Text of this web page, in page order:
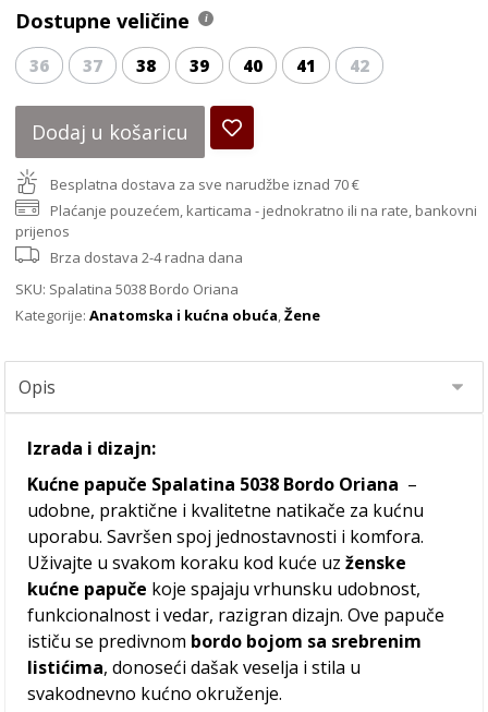
Dostupne veličine
36 37 38 39 40 41 42
Dodaj u košaricu
Besplatna dostava za sve narudžbe iznad 70 €
Plaćanje pouzećem, karticama - jednokratno ili na rate, bankovni
prijenos
Brza dostava 2-4 radna dana
SKU: Spalatina 5038 Bordo Oriana
Kategorije:Anatomska i kućna obuća,Žene
Izrada i dizajn:
Kućne papuče Spalatina 5038 Bordo Oriana –
udobne, praktične i kvalitetne natikače za kućnu
uporabu. Savršen spoj jednostavnosti i komfora.
Uživajte u svakom koraku kod kuće uzženske
kućne papuče koje spajaju vrhunsku udobnost,
funkcionalnost i vedar, razigran dizajn. Ove papuče
ističu se predivnom bordo bojom sa srebrenim
listićima, donoseći dašak veselja i stila u
svakodnevno kućno okruženje.